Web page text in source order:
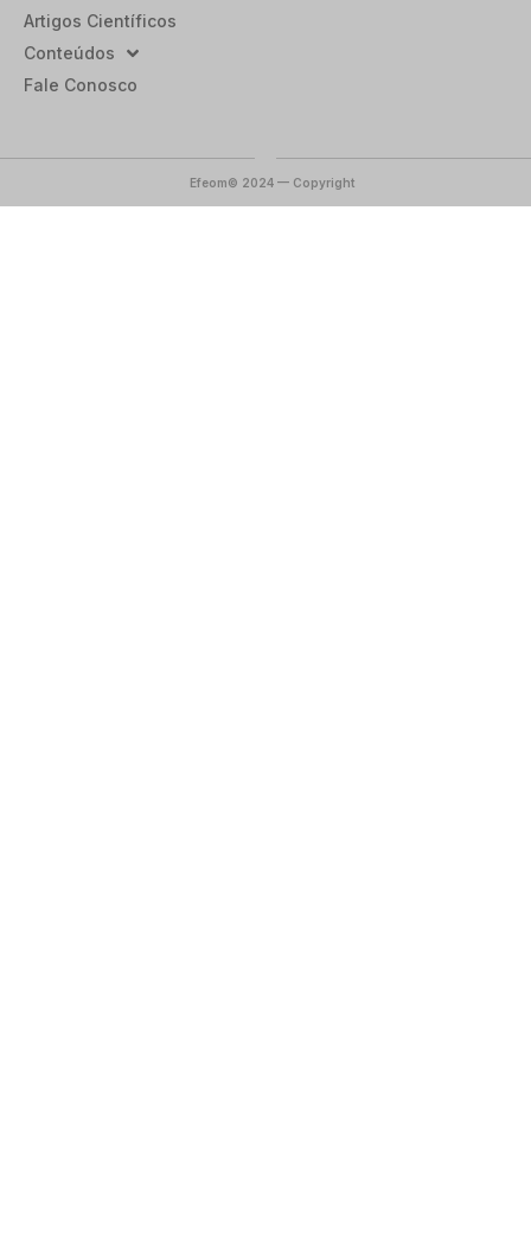
Artigos Científicos
Conteúdos
Fale Conosco
Efeom© 2024 — Copyright